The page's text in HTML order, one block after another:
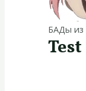
БАДы из
Test